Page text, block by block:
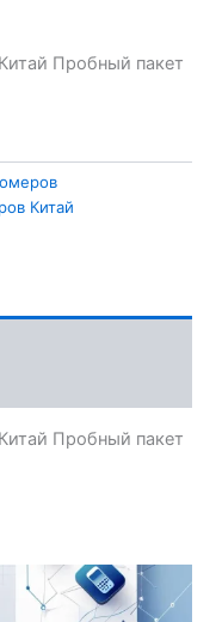
Пробный пакет
Китай
Пробный пакет